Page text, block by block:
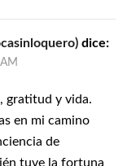
dice:
gratitud y vida.
en mi camino
de
tuve la fortuna